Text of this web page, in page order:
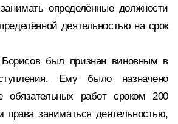
определённые должности
деятельностью на срок
Борисов был признан виновным в
Ему было назначено
обязательных работ сроком 200
заниматься деятельностью,